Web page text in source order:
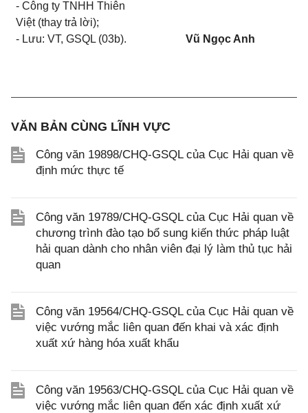
- Công ty TNHH Thiên
Việt (thay trả lời);
- Lưu: VT, GSQL (03b).
Vũ Ngọc Anh
VĂN BẢN CÙNG LĨNH VỰC
Công văn 19898/CHQ-GSQL của Cục Hải quan về
định mức thực tế
Công văn 19789/CHQ-GSQL của Cục Hải quan về
chương trình đào tạo bổ sung kiến thức pháp luật
hải quan dành cho nhân viên đại lý làm thủ tục hải
quan
Công văn 19564/CHQ-GSQL của Cục Hải quan về
việc vướng mắc liên quan đến khai và xác định
xuất xứ hàng hóa xuất khẩu
Công văn 19563/CHQ-GSQL của Cục Hải quan về
việc vướng mắc liên quan đến xác định xuất xứ